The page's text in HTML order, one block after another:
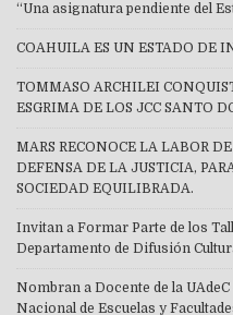
“Una asignatura pendiente del
COAHUILA ES UN ESTADO DE
TOMMASO ARCHILEI
ESGRIMA DE LOS JCC SANTO
MARS RECONOCE LA LABOR
DEFENSA DE LA JUSTICIA,
SOCIEDAD EQUILIBRADA.
Invitan a Formar Parte de los
Departamento de Difusión
Nombran a Docente de la
Nacional de Escuelas y